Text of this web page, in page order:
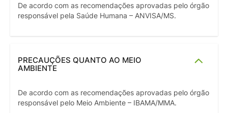
De acordo com as recomendações aprovadas pelo órgão
responsável pela Saúde Humana – ANVISA/MS.
PRECAUÇÕES QUANTO AO MEIO
AMBIENTE
De acordo com as recomendações aprovadas pelo órgão
responsável pelo Meio Ambiente – IBAMA/MMA.